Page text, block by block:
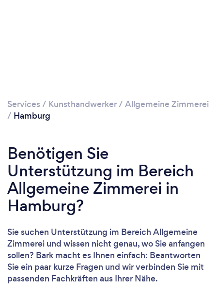
Services / Kunsthandwerker/ Allgemeine Zimmerei
/ Hamburg
Benötigen Sie
Unterstützung im Bereich
Allgemeine Zimmerei in
Hamburg?
Sie suchen Unterstützung im Bereich Allgemeine
Zimmerei und wissen nicht genau, wo Sie anfangen
sollen? Bark macht es Ihnen einfach: Beantworten
Sie ein paar kurze Fragen und wir verbinden Sie mit
passenden Fachkräften aus Ihrer Nähe.